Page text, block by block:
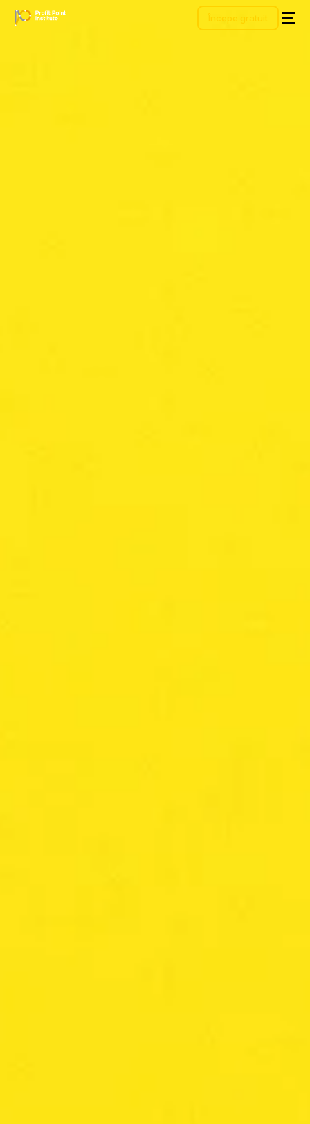
Începe gratuit